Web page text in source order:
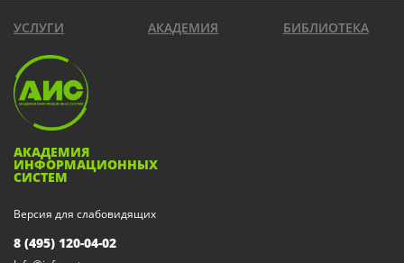
УСЛУГИ АКАДЕМИЯ БИБЛИОТЕКА
АКАДЕМИЯ
ИНФОРМАЦИОННЫХ
СИСТЕМ
Версия для слабовидящих
8 (495) 120-04-02